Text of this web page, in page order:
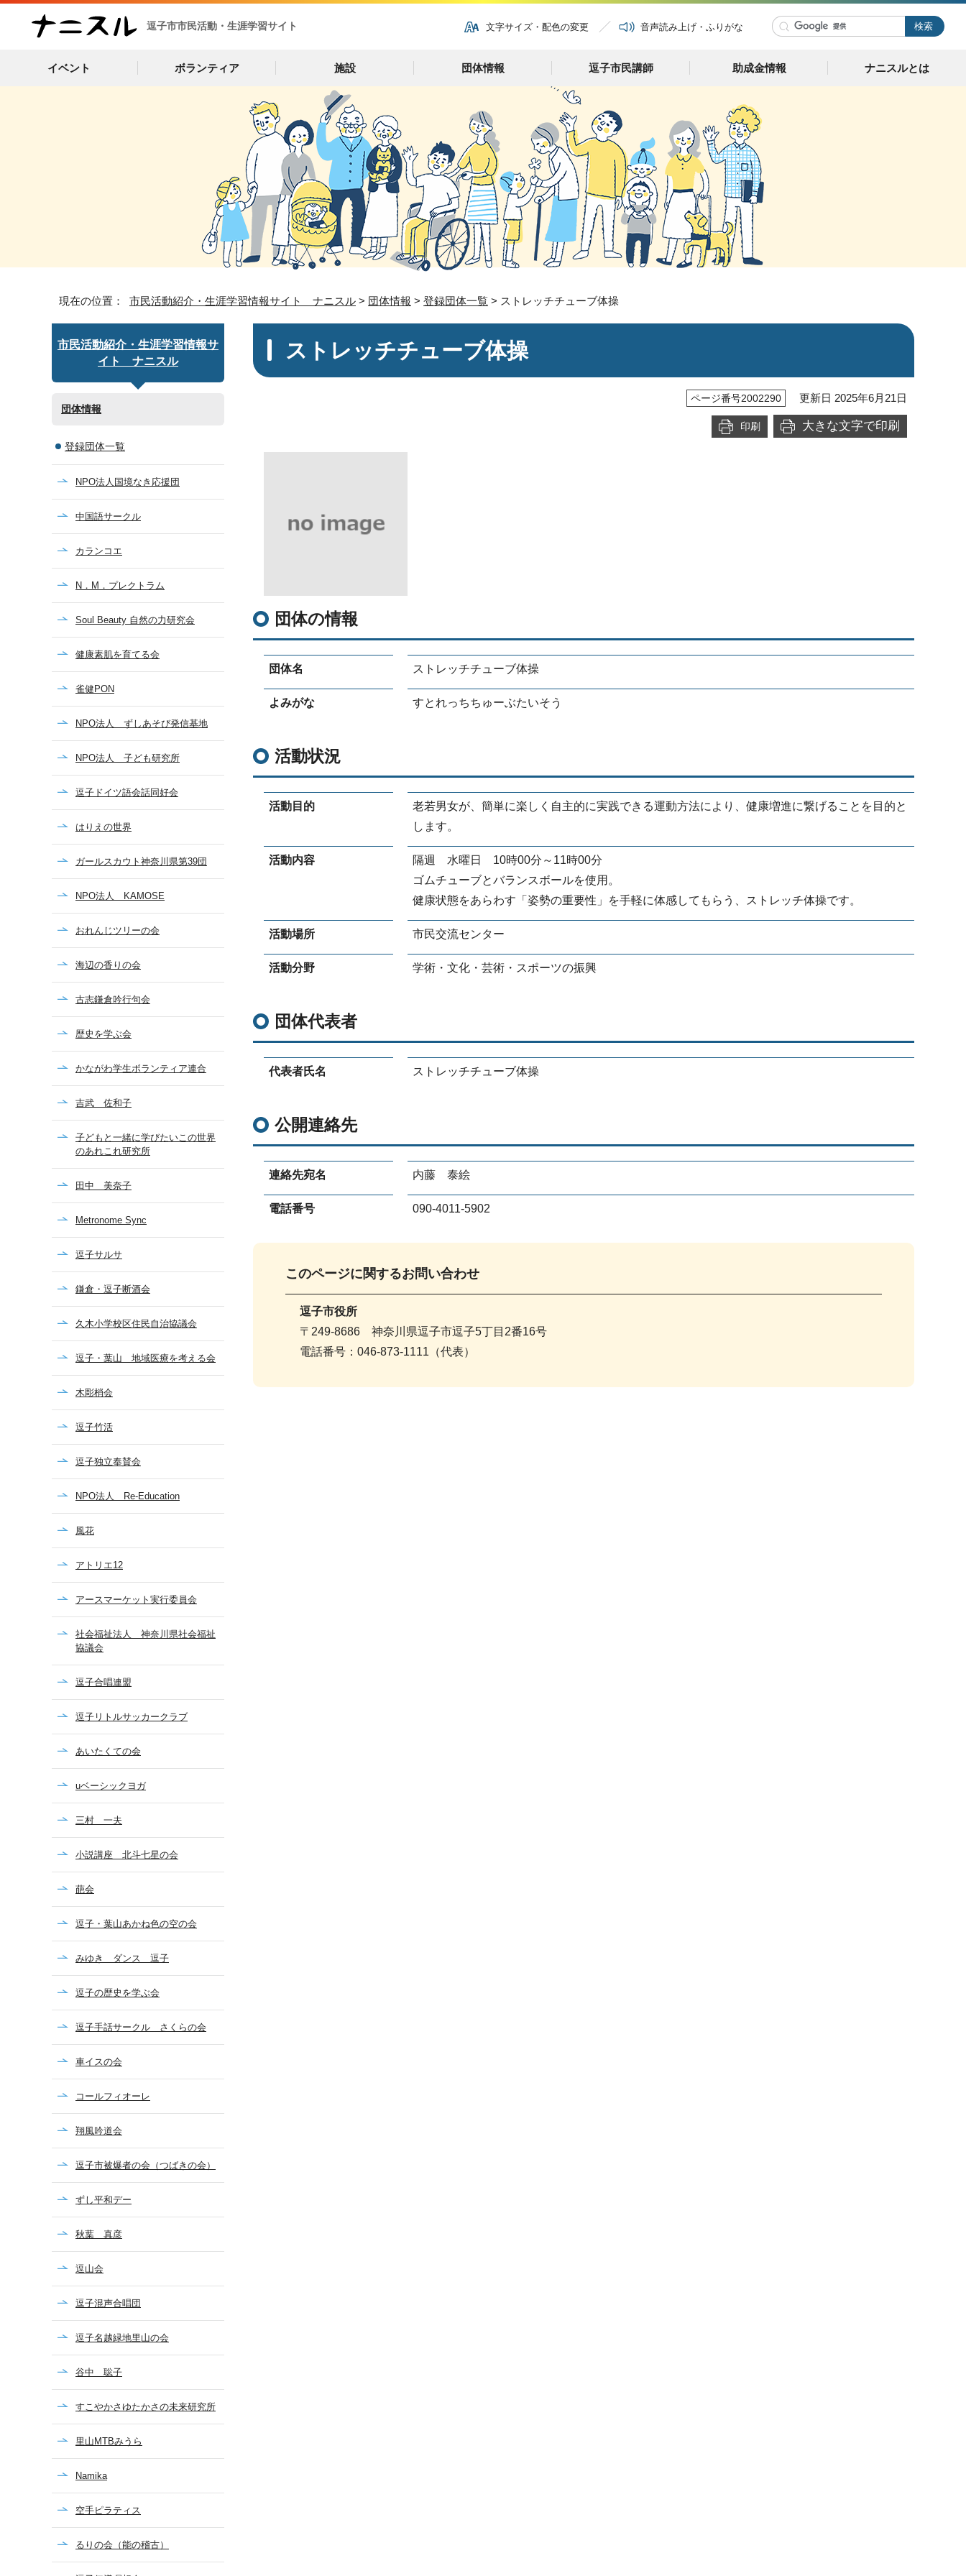
逗子市市民活動・生涯学習サイト 文字サイズ・配色の変更 音声読み上げ・ふりがな
イベント ボランティア 施設 団体情報 逗子市民講師 助成金情報 ナニスルとは
現在の位置： 市民活動紹介・生涯学習情報サイト ナニスル > 団体情報 > 登録団体一覧 > ストレッチチューブ体操
ストレッチチューブ体操
ページ番号2002290 更新日 2025年6月21日
印刷 大きな文字で印刷
団体の情報
団体名 ストレッチチューブ体操
よみがな すとれっちちゅーぶたいそう
活動状況
活動目的
老若男女が、簡単に楽しく自主的に実践できる運動方法により、健康増進に繋げることを目的と
します。
活動内容
隔週 水曜日 10時00分～11時00分
ゴムチューブとバランスボールを使用。
健康状態をあらわす「姿勢の重要性」を手軽に体感してもらう、ストレッチ体操です。
活動場所 市民交流センター
活動分野 学術・文化・芸術・スポーツの振興
団体代表者
代表者氏名 ストレッチチューブ体操
公開連絡先
連絡先宛名 内藤 泰絵
電話番号 090-4011-5902
このページに関するお問い合わせ
逗子市役所
〒249-8686 神奈川県逗子市逗子5丁目2番16号
電話番号：046-873-1111（代表）
市民活動紹介・生涯学習情報サ
イト ナニスル
団体情報
登録団体一覧
NPO法人国境なき応援団
中国語サークル
カランコエ
N．М．プレクトラム
Soul Beauty 自然の力研究会
健康素肌を育てる会
雀健PON
NPO法人 ずしあそび発信基地
NPO法人 子ども研究所
逗子ドイツ語会話同好会
はりえの世界
ガールスカウト神奈川県第39団
NPO法人 KAMOSE
おれんじツリーの会
海辺の香りの会
古志鎌倉吟行句会
歴史を学ぶ会
かながわ学生ボランティア連合
吉武 佐和子
子どもと一緒に学びたいこの世界
のあれこれ研究所
田中 美奈子
Metronome Sync
逗子サルサ
鎌倉・逗子断酒会
久木小学校区住民自治協議会
逗子・葉山 地域医療を考える会
木彫梢会
逗子竹活
逗子独立奉賛会
NPO法人 Re-Education
風花
アトリエ12
アースマーケット実行委員会
社会福祉法人 神奈川県社会福祉
協議会
逗子合唱連盟
逗子リトルサッカークラブ
あいたくての会
uベーシックヨガ
三村 一夫
小説講座 北斗七星の会
葩会
逗子・葉山あかね色の空の会
みゆき ダンス 逗子
逗子の歴史を学ぶ会
逗子手話サークル さくらの会
車イスの会
コールフィオーレ
翔風吟道会
逗子市被爆者の会（つばきの会）
ずし平和デー
秋葉 真彦
逗山会
逗子混声合唱団
逗子名越緑地里山の会
谷中 聡子
すこやかさゆたかさの未来研究所
里山MTBみうら
Namika
空手ピラティス
るりの会（能の稽古）